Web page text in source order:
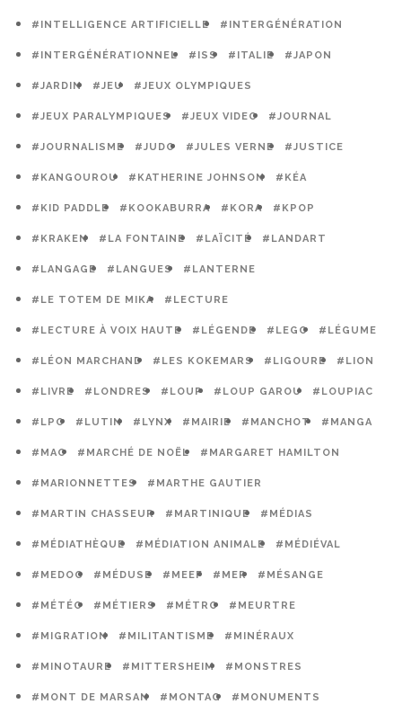
#INTELLIGENCE ARTIFICIELLE #INTERGÉNÉRATION
#INTERGÉNÉRATIONNEL #ISS #ITALIE #JAPON
#JARDIN #JEU #JEUX OLYMPIQUES
#JEUX PARALYMPIQUES #JEUX VIDEO #JOURNAL
#JOURNALISME #JUDO #JULES VERNE #JUSTICE
#KANGOUROU #KATHERINE JOHNSON #KÉA
#KID PADDLE #KOOKABURRA #KORA #KPOP
#KRAKEN #LA FONTAINE #LAÏCITÉ #LANDART
#LANGAGE #LANGUES #LANTERNE
#LE TOTEM DE MIKA #LECTURE
#LECTURE À VOIX HAUTE #LÉGENDE #LEGO #LÉGUME
#LÉON MARCHAND #LES KOKEMARS #LIGOURE #LION
#LIVRE #LONDRES #LOUP #LOUP GAROU #LOUPIAC
#LPO #LUTIN #LYNX #MAIRIE #MANCHOT #MANGA
#MAO #MARCHÉ DE NOËL #MARGARET HAMILTON
#MARIONNETTES #MARTHE GAUTIER
#MARTIN CHASSEUR #MARTINIQUE #MÉDIAS
#MÉDIATHÈQUE #MÉDIATION ANIMALE #MÉDIÉVAL
#MEDOC #MÉDUSE #MEEF #MER #MÉSANGE
#MÉTÉO #MÉTIERS #MÉTRO #MEURTRE
#MIGRATION #MILITANTISME #MINÉRAUX
#MINOTAURE #MITTERSHEIM #MONSTRES
#MONT DE MARSAN #MONTAG #MONUMENTS